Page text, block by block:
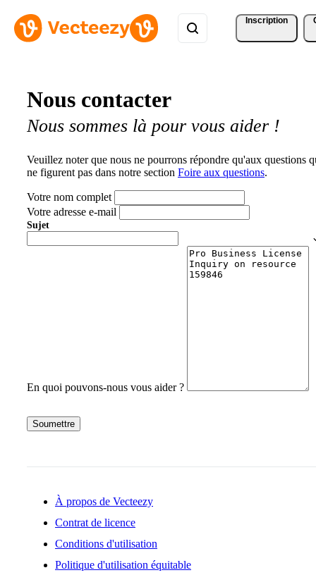
Inscription
Nous contacter
Nous sommes là pour vous aider !
Veuillez noter que nous ne pourrons répondre qu'aux questions
ne figurent pas dans notre section Foire aux questions.
Votre nom complet
Votre adresse e-mail
Sujet
En quoi pouvons-nous vous aider ?
Soumettre
À propos de Vecteezy
Contrat de licence
Conditions d'utilisation
Politique d'utilisation équitable